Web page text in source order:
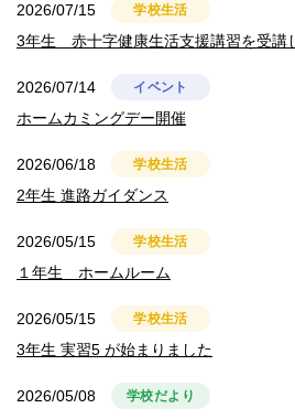
2026/07/15 学校生活
3年生 赤十字健康生活支援講習を受講
2026/07/14 イベント
ホームカミングデー開催
2026/06/18 学校生活
2年生 進路ガイダンス
2026/05/15 学校生活
１年生 ホームルーム
2026/05/15 学校生活
3年生 実習5 が始まりました
2026/05/08 学校だより